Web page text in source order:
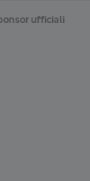
ufficiali